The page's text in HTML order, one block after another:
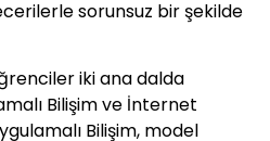
sorunsuz bir şekilde
iki ana dalda
Bilişim ve İnternet
Bilişim, model